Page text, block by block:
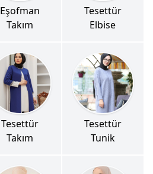
Eşofman
Takım
Tesettür
Elbise
Tesettür
Takım
Tesettür
Tunik